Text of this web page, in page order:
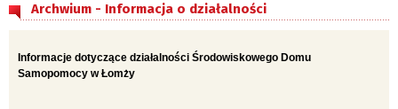
Archwium - Informacja o działalności
Informacje dotyczące działalności Środowiskowego Domu
Samopomocy w Łomży